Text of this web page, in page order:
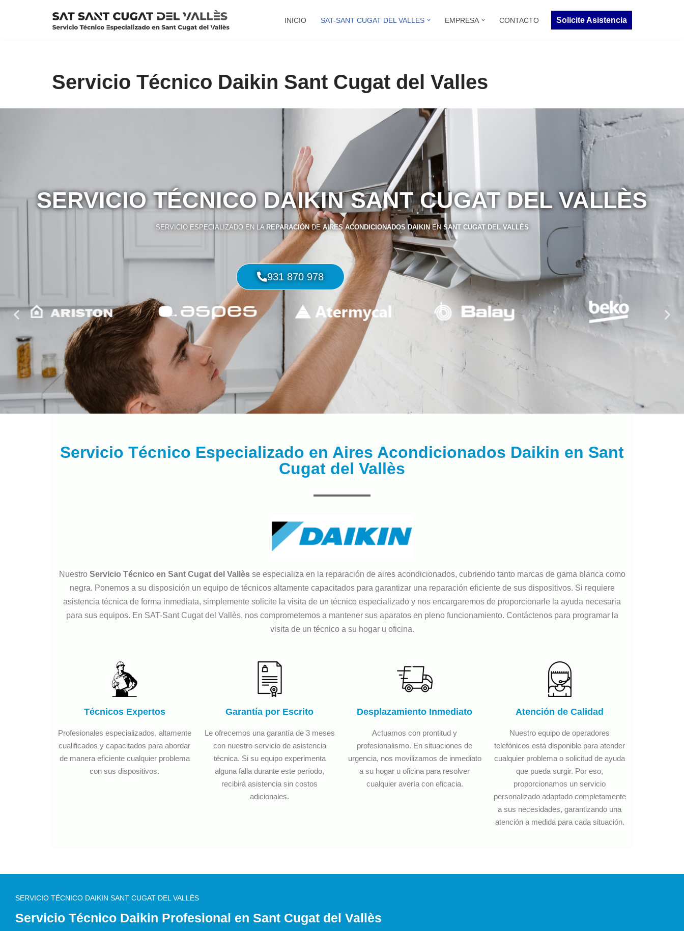
INICIO SAT-SANT CUGAT DEL VALLES EMPRESA CONTACTO Solicite Asistencia
Servicio Técnico Daikin Sant Cugat del Valles
SERVICIO TÉCNICO DAIKIN SANT CUGAT DEL VALLÈS
SERVICIO ESPECIALIZADO EN LA REPARACIÓNDE AIRES ACONDICIONADOS DAIKINEN SANT CUGAT DEL VALLÈS
931 870 978
Servicio Técnico Especializado en Aires Acondicionados Daikin en Sant
Cugat del Vallès
Nuestro Servicio Técnico en Sant Cugat del Vallèsse especializa en la reparación de aires acondicionados, cubriendo tanto marcas de gama blanca como
negra. Ponemos a su disposición un equipo de técnicos altamente capacitados para garantizar una reparación eficiente de sus dispositivos. Si requiere
asistencia técnica de forma inmediata, simplemente solicite la visita de un técnico especializado y nos encargaremos de proporcionarle la ayuda necesaria
para sus equipos. En SAT-Sant Cugat del Vallès, nos comprometemos a mantener sus aparatos en pleno funcionamiento. Contáctenos para programar la
visita de un técnico a su hogar u oficina.
Técnicos Expertos
Profesionales especializados, altamente
cualificados y capacitados para abordar
de manera eficiente cualquier problema
con sus dispositivos.
Garantía por Escrito
Le ofrecemos una garantía de 3 meses
con nuestro servicio de asistencia
técnica. Si su equipo experimenta
alguna falla durante este período,
recibirá asistencia sin costos
adicionales.
Desplazamiento Inmediato
Actuamos con prontitud y
profesionalismo. En situaciones de
urgencia, nos movilizamos de inmediato
a su hogar u oficina para resolver
cualquier avería con eficacia.
Atención de Calidad
Nuestro equipo de operadores
telefónicos está disponible para atender
cualquier problema o solicitud de ayuda
que pueda surgir. Por eso,
proporcionamos un servicio
personalizado adaptado completamente
a sus necesidades, garantizando una
atención a medida para cada situación.
SERVICIO TÉCNICO DAIKIN SANT CUGAT DEL VALLÈS
Servicio Técnico Daikin Profesional en Sant Cugat del Vallès